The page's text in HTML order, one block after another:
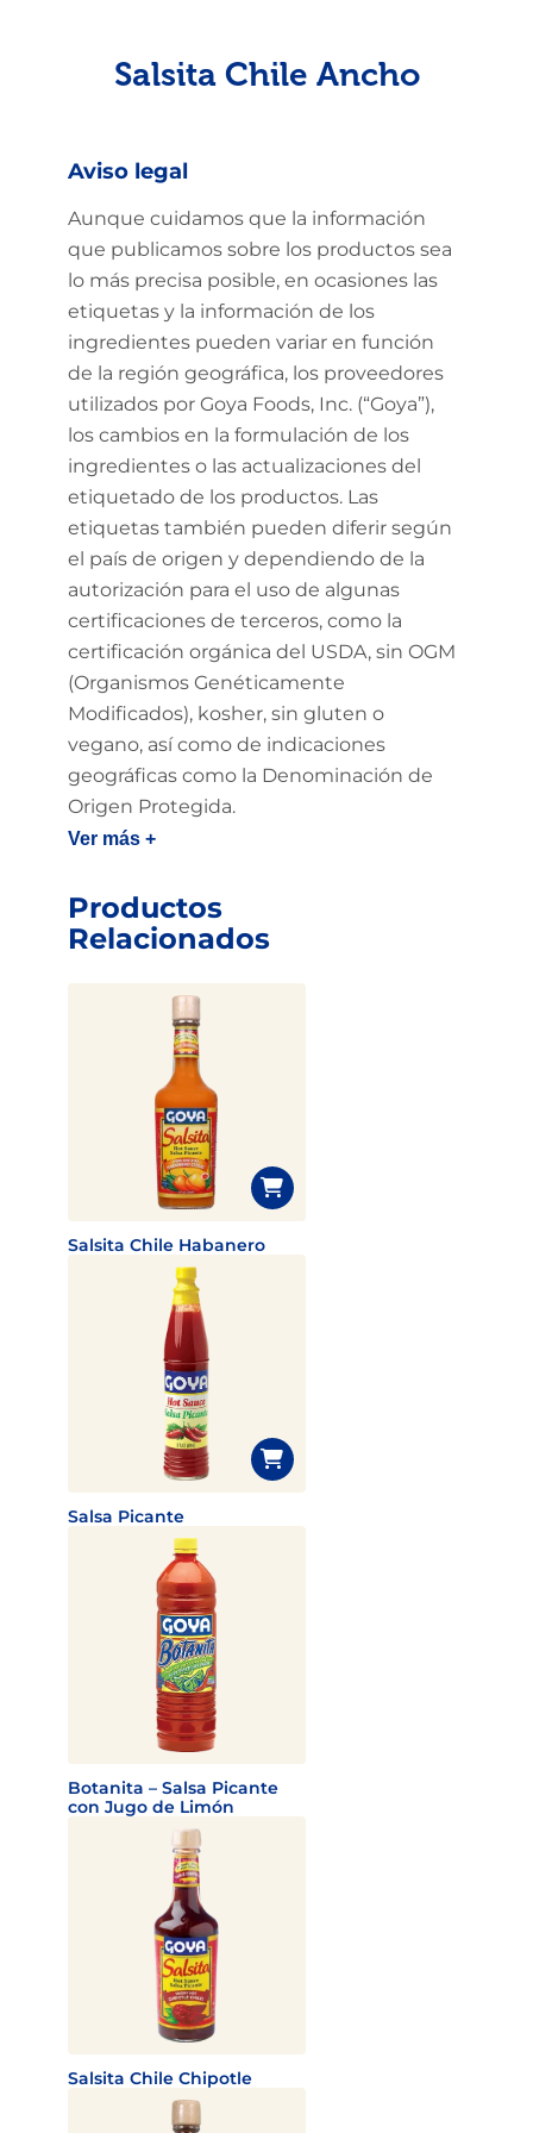
Salsita Chile Ancho
Aviso legal
Aunque cuidamos que la información
que publicamos sobre los productos sea
lo más precisa posible, en ocasiones las
etiquetas y la información de los
ingredientes pueden variar en función
de la región geográfica, los proveedores
utilizados por Goya Foods, Inc. (“Goya”),
los cambios en la formulación de los
ingredientes o las actualizaciones del
etiquetado de los productos. Las
etiquetas también pueden diferir según
el país de origen y dependiendo de la
autorización para el uso de algunas
certificaciones de terceros, como la
certificación orgánica del USDA, sin OGM
(Organismos Genéticamente
Modificados), kosher, sin gluten o
vegano, así como de indicaciones
geográficas como la Denominación de
Origen Protegida.
Ver más +
Productos
Relacionados
Salsita Chile Habanero
Salsa Picante
Botanita – Salsa Picante
con Jugo de Limón
Salsita Chile Chipotle